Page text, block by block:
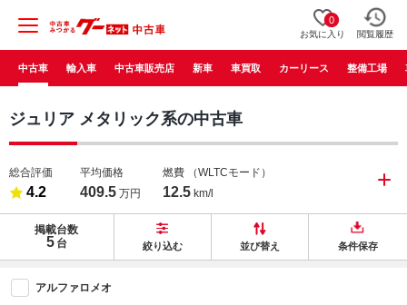
0
お気に入り 閲覧履歴
中古車 輸入車 中古車販売店 新車 車買取 カーリース 整備工場
ジュリア メタリック系の中古車
総合評価
4.2
平均価格
409.5 万円
燃費 （WLTCモード）
12.5 km/l
掲載台数
5 台 絞り込む 並び替え 条件保存
アルファロメオ